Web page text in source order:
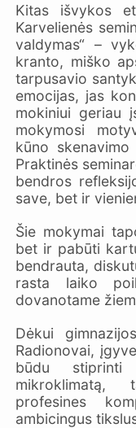
Kitas išvykos
Karvelienės
valdymas“ –
kranto, miško
tarpusavio
emocijas, jas
mokiniui geriau
mokymosi
kūno
Praktinės
bendros
save, bet ir
Šie mokymai
bet ir pabūti
bendrauta,
rasta laiko
dovanotame
Dėkui
Radionovai,
būdu stiprinti
mikroklimatą,
profesines
ambicingus